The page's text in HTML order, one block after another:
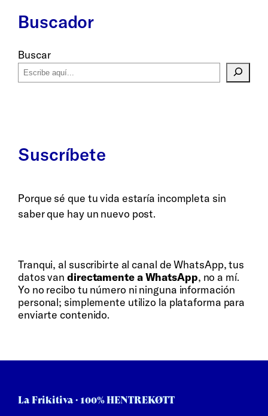
Buscador
Buscar
Suscríbete
Porque sé que tu vida estaría incompleta sin
saber que hay un nuevo post.
Tranqui, al suscribirte al canal de WhatsApp, tus
datos vandirectamente a WhatsApp, no a mí.
Yo no recibo tu número ni ninguna información
personal; simplemente utilizo la plataforma para
enviarte contenido.
La Frikitiva · 100% HENTREKØTT